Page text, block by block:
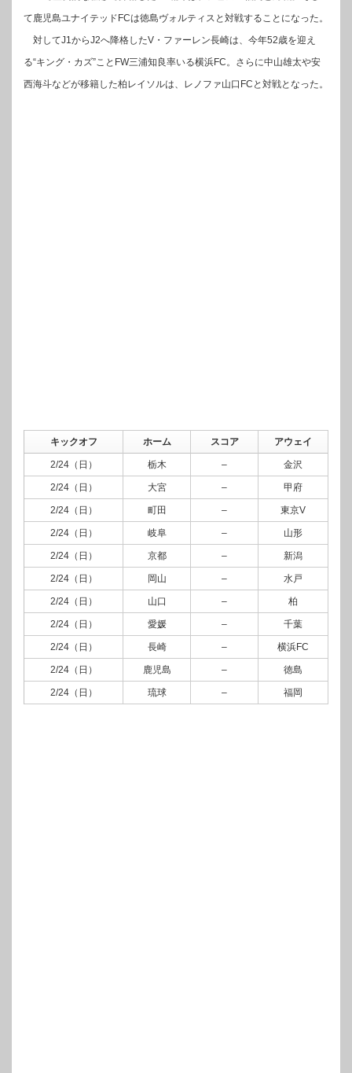
て鹿児島ユナイテッドFCは徳島ヴォルティスと対戦することになった。
対してJ1からJ2へ降格したV・ファーレン長崎は、今年52歳を迎え
る“キング・カズ”ことFW三浦知良率いる横浜FC。さらに中山雄太や安
西海斗などが移籍した柏レイソルは、レノファ山口FCと対戦となった。
キックオフ ホーム スコア アウェイ
2/24（日） 栃木 – 金沢
2/24（日） 大宮 – 甲府
2/24（日） 町田 – 東京V
2/24（日） 岐阜 – 山形
2/24（日） 京都 – 新潟
2/24（日） 岡山 – 水戸
2/24（日） 山口 – 柏
2/24（日） 愛媛 – 千葉
2/24（日） 長崎 – 横浜FC
2/24（日） 鹿児島 – 徳島
2/24（日） 琉球 – 福岡